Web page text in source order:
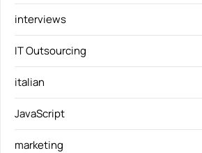
interviews
IT Outsourcing
italian
JavaScript
marketing